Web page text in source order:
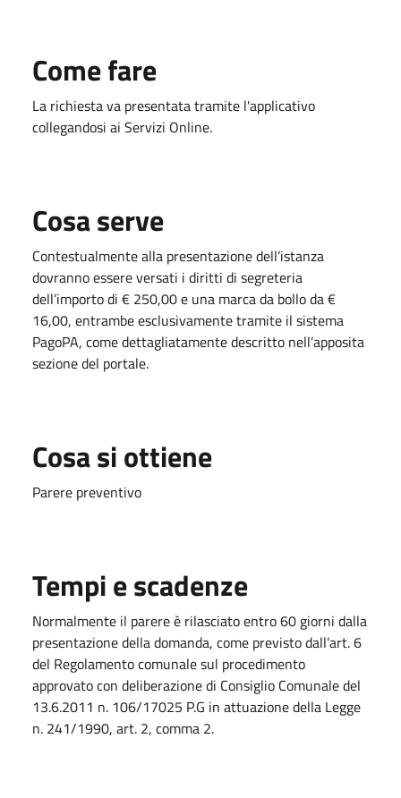
Come fare
La richiesta va presentata tramite l'applicativo
collegandosi ai Servizi Online.
Cosa serve
Contestualmente alla presentazione dell’istanza
dovranno essere versati i diritti di segreteria
dell’importo di € 250,00 e una marca da bollo da €
16,00, entrambe esclusivamente tramite il sistema
PagoPA, come dettagliatamente descritto nell’apposita
sezione del portale.
Cosa si ottiene
Parere preventivo
Tempi e scadenze
Normalmente il parere è rilasciato entro 60 giorni dalla
presentazione della domanda, come previsto dall’art. 6
del Regolamento comunale sul procedimento
approvato con deliberazione di Consiglio Comunale del
13.6.2011 n. 106/17025 P.G in attuazione della Legge
n. 241/1990, art. 2, comma 2.